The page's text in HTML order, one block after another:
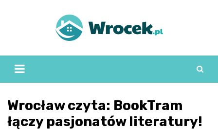
Wrocław czyta: BookTram
łączy pasjonatów literatury!